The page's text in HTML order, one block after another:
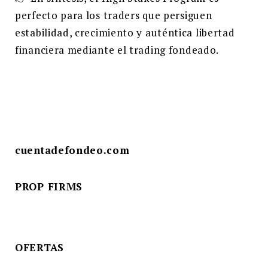
perfecto para los traders que persiguen
estabilidad, crecimiento y auténtica libertad
financiera mediante el trading fondeado.
cuentadefondeo.com
PROP FIRMS
OFERTAS